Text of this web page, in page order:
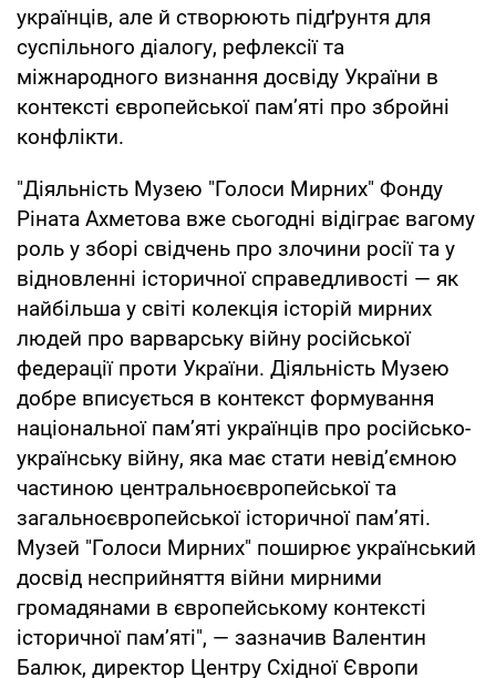
українців, але й створюють підґрунтя для
суспільного діалогу, рефлексії та
міжнародного визнання досвіду України в
контексті європейської пам’яті про збройні
конфлікти.
"Діяльність Музею "Голоси Мирних" Фонду
Ріната Ахметова вже сьогодні відіграє вагому
роль у зборі свідчень про злочини росії та у
відновленні історичної справедливості — як
найбільша у світі колекція історій мирних
людей про варварську війну російської
федерації проти України. Діяльність Музею
добре вписується в контекст формування
національної пам’яті українців про російсько-
українську війну, яка має стати невід’ємною
частиною центральноєвропейської та
загальноєвропейської історичної пам’яті.
Музей "Голоси Мирних" поширює український
досвід несприйняття війни мирними
громадянами в європейському контексті
історичної пам’яті", — зазначив Валентин
Балюк, директор Центру Східної Європи